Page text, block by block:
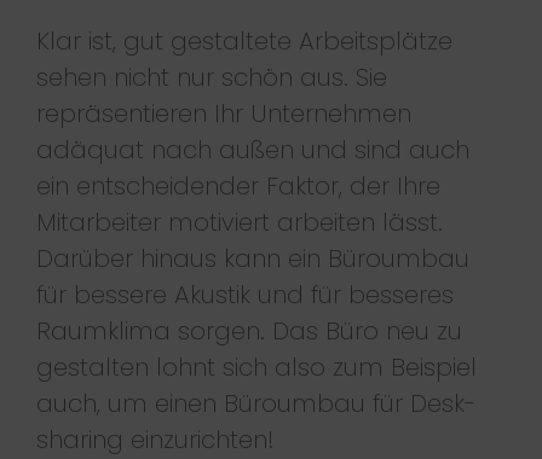
Klar ist, gut gestaltete Arbeitsplätze
sehen nicht nur schön aus. Sie
repräsentieren Ihr Unternehmen
adäquat nach außen und sind auch
ein entscheidender Faktor, der Ihre
Mitarbeiter motiviert arbeiten lässt.
Darüber hinaus kann ein Büroumbau
für bessere Akustik und für besseres
Raumklima sorgen. Das Büro neu zu
gestalten lohnt sich also zum Beispiel
auch, um einen Büroumbau für Desk-
sharing einzurichten!